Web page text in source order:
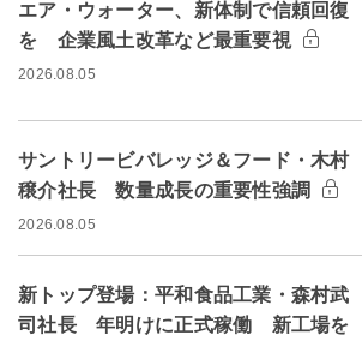
エア・ウォーター、新体制で信頼回復
を 企業風土改革など最重要視
2026.08.05
サントリービバレッジ＆フード・木村
穣介社長 数量成長の重要性強調
2026.08.05
新トップ登場：平和食品工業・森村武
司社長 年明けに正式稼働 新工場を